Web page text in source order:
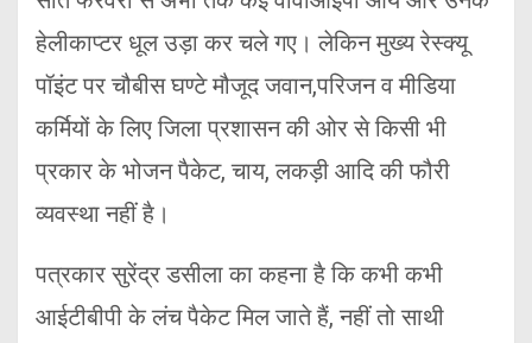
हेलीकाप्टर धूल उड़ा कर चले गए। लेकिन मुख्य रेस्क्यू
पॉइंट पर चौबीस घण्टे मौजूद जवान,परिजन व मीडिया
कर्मियों के लिए जिला प्रशासन की ओर से किसी भी
प्रकार के भोजन पैकेट, चाय, लकड़ी आदि की फौरी
व्यवस्था नहीं है।
पत्रकार सुरेंद्र डसीला का कहना है कि कभी कभी
आईटीबीपी के लंच पैकेट मिल जाते हैं, नहीं तो साथी